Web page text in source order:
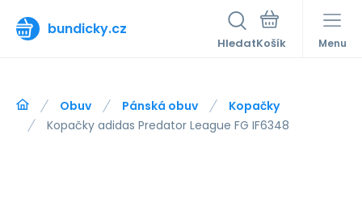
bundicky.cz
Hledat Menu
Obuv Pánská obuv
Kopačky
Kopačky adidas Predator League FG IF6348